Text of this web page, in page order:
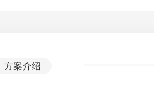
方案介绍